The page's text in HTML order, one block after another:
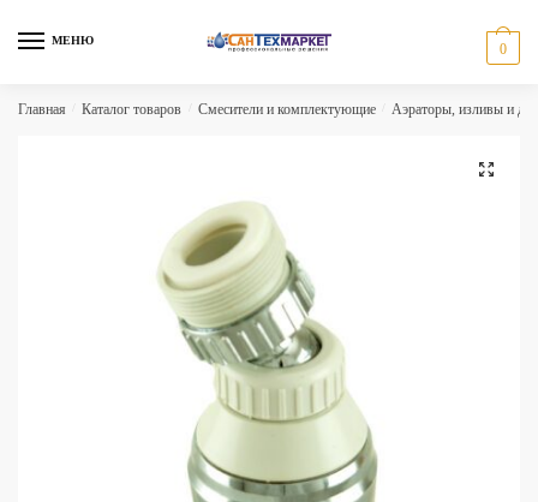
МЕНЮ
0
Главная Каталог товаров Смесители и комплектующие Аэраторы, изливы и
🔍